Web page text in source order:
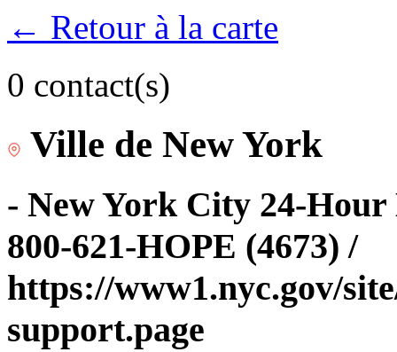
← Retour à la carte
0 contact(s)
Ville de New York
- New York City 24-
800-621-HOPE (4673) /
https://www1.nyc.gov/
support.page